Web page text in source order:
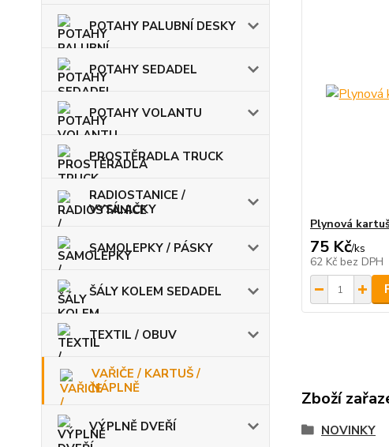
POTAHY PALUBNÍ DESKY
POTAHY SEDADEL
POTAHY VOLANTU
PROSTĚRADLA TRUCK
RADIOSTANICE /
VYSÍLAČKY
SAMOLEPKY / PÁSKY
ŠÁLY KOLEM SEDADEL
TEXTIL / OBUV
VAŘIČE / KARTUŠ /
NÁPLNĚ
VÝPLNĚ DVEŘÍ
Plynová
75 Kč/ks
62 Kč bez DPH
Zboží
NOVINKY